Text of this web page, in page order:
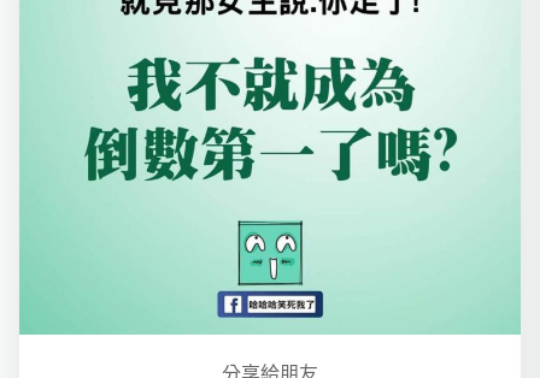
分享給朋友